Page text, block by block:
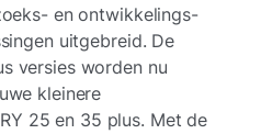
en ontwikkelings-
uitgebreid. De
versies worden nu
kleinere
25 en 35 plus. Met de